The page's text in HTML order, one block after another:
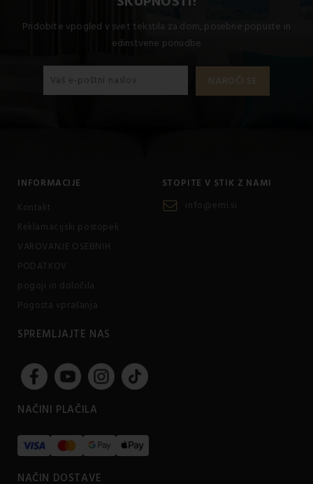
Pridobite vpogled v svet tekstila za dom, posebne popuste in
edinstvene ponudbe
INFORMACIJE
Kontakt
Reklamacijski postopek
VAROVANJE OSEBNIH
PODATKOV
pogoji in določila
Pogosta vprašanja
STOPITE V STIK Z NAMI
info@emi.si
SPREMLJAJTE NAS
NAČINI PLAČILA
NAČIN DOSTAVE